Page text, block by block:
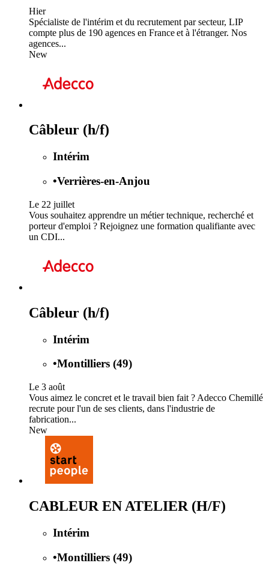
Hier
Spécialiste de l'intérim et du recrutement par secteur, LIP
compte plus de 190 agences en France et à l'étranger. Nos
agences...
New
Câbleur (h/f)
Intérim
•Verrières-en-Anjou
Le 22 juillet
Vous souhaitez apprendre un métier technique, recherché et
porteur d'emploi ? Rejoignez une formation qualifiante avec
un CDI...
Câbleur (h/f)
Intérim
•Montilliers (49)
Le 3 août
Vous aimez le concret et le travail bien fait ? Adecco Chemillé
recrute pour l'un de ses clients, dans l'industrie de
fabrication...
New
CABLEUR EN ATELIER (H/F)
Intérim
•Montilliers (49)